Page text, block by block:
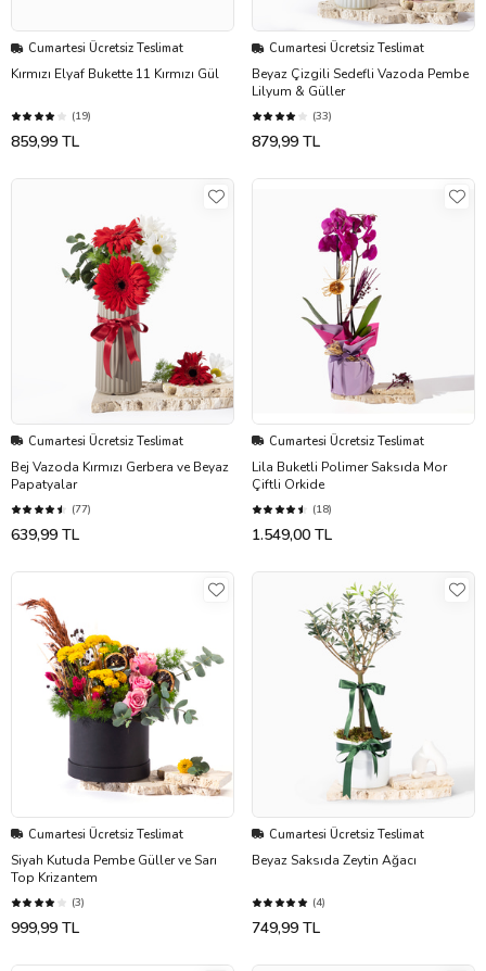
Cumartesi Ücretsiz Teslimat
Kırmızı Elyaf Bukette 11 Kırmızı Gül
(19)
859,99 TL
Cumartesi Ücretsiz Teslimat
Beyaz Çizgili Sedefli Vazoda Pembe
Lilyum & Güller
(33)
879,99 TL
Cumartesi Ücretsiz Teslimat
Bej Vazoda Kırmızı Gerbera ve Beyaz
Papatyalar
(77)
639,99 TL
Cumartesi Ücretsiz Teslimat
Lila Buketli Polimer Saksıda Mor
Çiftli Orkide
(18)
1.549,00 TL
Cumartesi Ücretsiz Teslimat
Siyah Kutuda Pembe Güller ve Sarı
Top Krizantem
(3)
999,99 TL
Cumartesi Ücretsiz Teslimat
Beyaz Saksıda Zeytin Ağacı
(4)
749,99 TL